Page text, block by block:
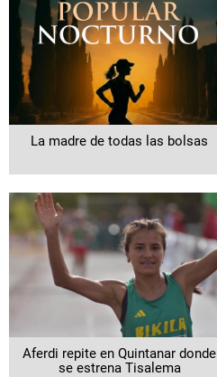
La madre de todas las bolsas
Aferdi repite en Quintanar donde
se estrena Tisalema